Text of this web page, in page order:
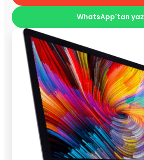
WhatsApp'tan yaz